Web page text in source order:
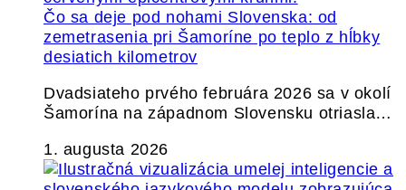
Čo sa deje pod nohami Slovenska: od
zemetrasenia pri Šamoríne po teplo z hĺbky
desiatich kilometrov
Dvadsiateho prvého februára 2026 sa v okolí
Šamorína na západnom Slovensku otriasla…
1. augusta 2026